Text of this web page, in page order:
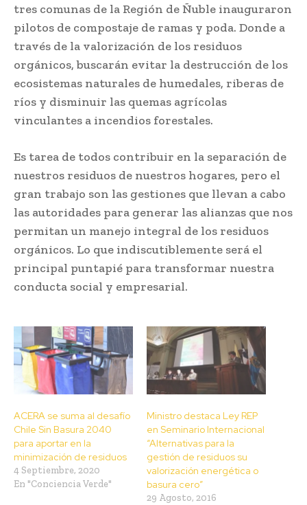
tres comunas de la Región de Ñuble inauguraron
pilotos de compostaje de ramas y poda. Donde a
través de la valorización de los residuos
orgánicos, buscarán evitar la destrucción de los
ecosistemas naturales de humedales, riberas de
ríos y disminuir las quemas agrícolas
vinculantes a incendios forestales.
Es tarea de todos contribuir en la separación de
nuestros residuos de nuestros hogares, pero el
gran trabajo son las gestiones que llevan a cabo
las autoridades para generar las alianzas que nos
permitan un manejo integral de los residuos
orgánicos. Lo que indiscutiblemente será el
principal puntapié para transformar nuestra
conducta social y empresarial.
ACERA se suma al desafío
Chile Sin Basura 2040
para aportar en la
minimización de residuos
4 Septiembre, 2020
En "Conciencia Verde"
Ministro destaca Ley REP
en Seminario Internacional
“Alternativas para la
gestión de residuos su
valorización energética o
basura cero”
29 Agosto, 2016